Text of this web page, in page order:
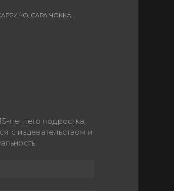
САРА ЧОККА,
летнего подростка,
с издевательством и